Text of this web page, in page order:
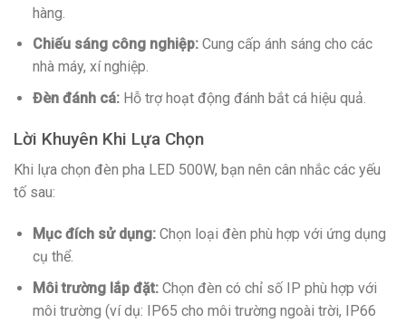
hàng.
Chiếu sáng công nghiệp:Cung cấp ánh sáng cho các
nhà máy, xí nghiệp.
Đèn đánh cá:Hỗ trợ hoạt động đánh bắt cá hiệu quả.
Lời Khuyên Khi Lựa Chọn
Khi lựa chọn đèn pha LED 500W, bạn nên cân nhắc các yếu
tố sau:
Mục đích sử dụng:Chọn loại đèn phù hợp với ứng dụng
cụ thể.
Môi trường lắp đặt:Chọn đèn có chỉ số IP phù hợp với
môi trường (ví dụ: IP65 cho môi trường ngoài trời, IP66